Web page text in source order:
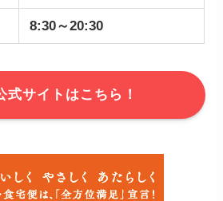
8:30～20:30
式サイトはこちら！